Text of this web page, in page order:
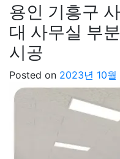
용인 기흥구
대 사무실 부
시공
Posted on 2023년 10월